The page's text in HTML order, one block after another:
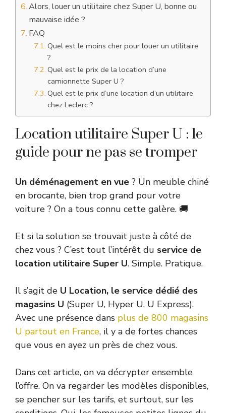
Alors, louer un utilitaire chez Super U, bonne ou
mauvaise idée ?
FAQ
Quel est le moins cher pour louer un utilitaire
?
Quel est le prix de la location d’une
camionnette Super U ?
Quel est le prix d’une location d’un utilitaire
chez Leclerc ?
Location utilitaire Super U : le
guide pour ne pas se tromper
Un déménagement en vue ? Un meuble chiné
en brocante, bien trop grand pour votre
voiture ? On a tous connu cette galère. 🚚
Et si la solution se trouvait juste à côté de
chez vous ? C’est tout l’intérêt du service de
location utilitaire Super U. Simple. Pratique.
Il s’agit de U Location, le service dédié des
magasins U (Super U, Hyper U, U Express).
Avec une présence dans plus de 800 magasins
U partout en France, il y a de fortes chances
que vous en ayez un près de chez vous.
Dans cet article, on va décrypter ensemble
l’offre. On va regarder les modèles disponibles,
se pencher sur les tarifs, et surtout, sur les